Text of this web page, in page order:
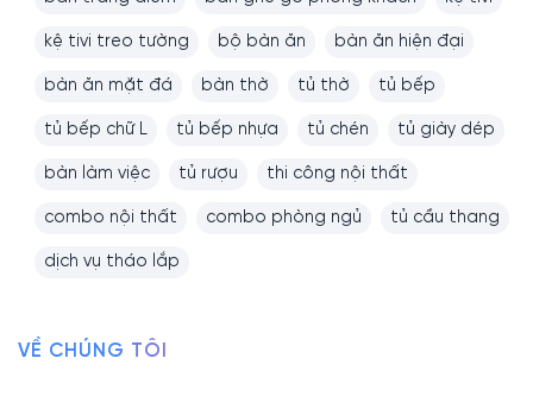
kệ tivi treo tường bộ bàn ăn bàn ăn hiện đại
bàn ăn mặt đá bàn thờ tủ thờ tủ bếp
tủ bếp chữ L tủ bếp nhựa tủ chén tủ giày dép
bàn làm việc tủ rượu thi công nội thất
combo nội thất combo phòng ngủ tủ cầu thang
dịch vụ tháo lắp
VỀ CHÚNG TÔI